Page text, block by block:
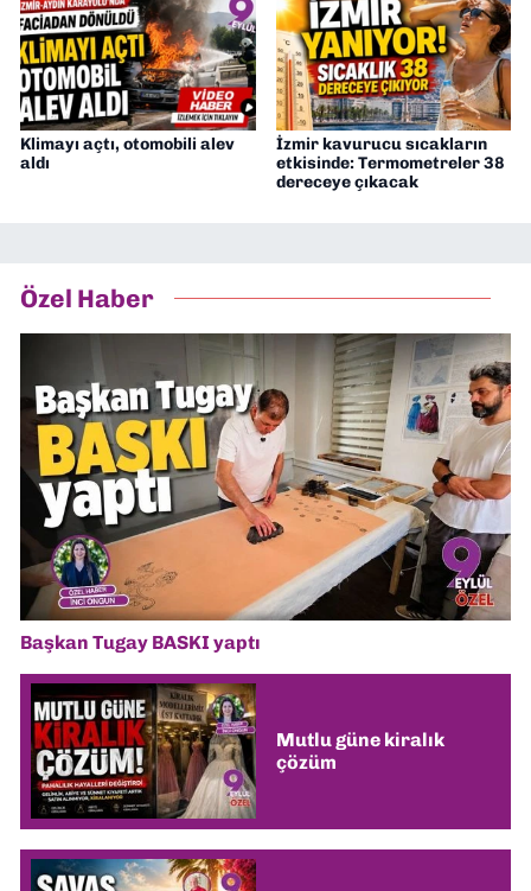
Klimayı açtı, otomobili alev
aldı
İzmir kavurucu sıcakların
etkisinde: Termometreler 38
dereceye çıkacak
Özel Haber
Başkan Tugay BASKI yaptı
Mutlu güne kiralık
çözüm